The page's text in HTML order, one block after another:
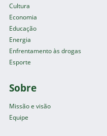
Cultura
Economia
Educação
Energia
Enfrentamento às drogas
Esporte
Sobre
Missão e visão
Equipe